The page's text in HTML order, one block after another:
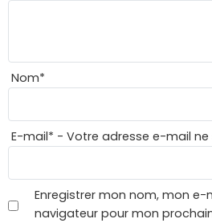
Nom*
E-mail* - Votre adresse e-mail ne
Enregistrer mon nom, mon
navigateur pour mon